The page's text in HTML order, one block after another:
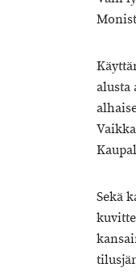
alusta
Sekä